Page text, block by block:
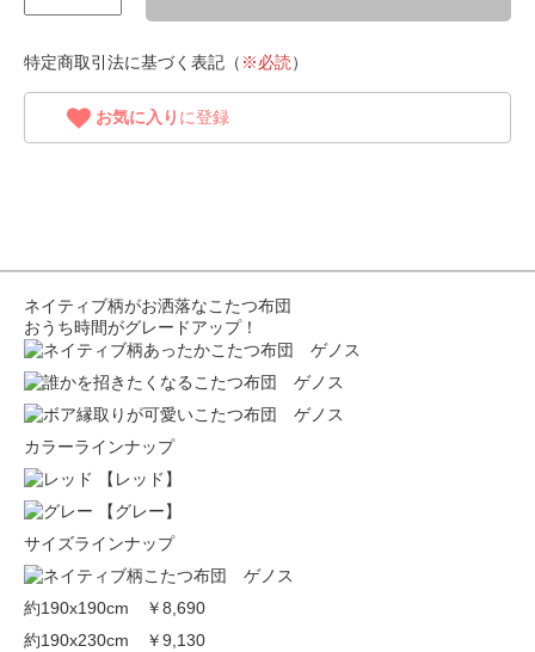
特定商取引法に基づく表記（ ※必読）
お気に入り に登録
ネイティブ柄がお洒落なこたつ布団
おうち時間がグレードアップ！
カラーラインナップ
【レッド】
【グレー】
サイズラインナップ
約190x190cm
￥8,690
約190x230cm
￥9,130